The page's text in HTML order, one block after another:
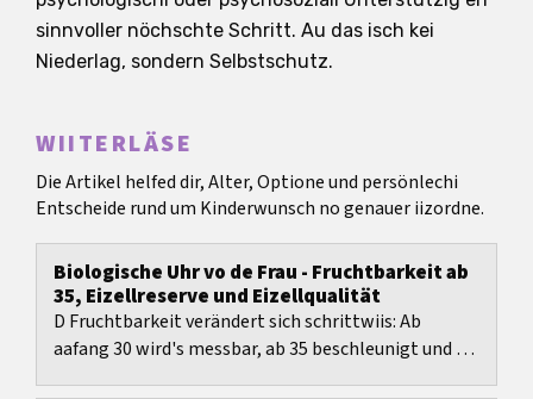
sinnvoller nöchschte Schritt. Au das isch kei
Niederlag, sondern Selbstschutz.
WIITERLÄSE
Die Artikel helfed dir, Alter, Optione und persönlechi
Entscheide rund um Kinderwunsch no genauer iizordne.
Biologische Uhr vo de Frau - Fruchtbarkeit ab
35, Eizellreserve und Eizellqualität
D Fruchtbarkeit verändert sich schrittwiis: Ab
aafang 30 wird's messbar, ab 35 beschleunigt und ab